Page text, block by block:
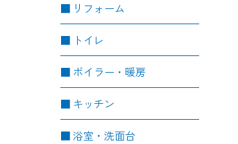
リフォーム
トイレ
ボイラー・暖房
キッチン
浴室・洗面台